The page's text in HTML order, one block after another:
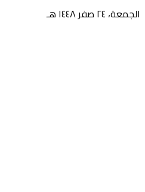
الجمعة، ٢٤ صفر ١٤٤٨ هـ